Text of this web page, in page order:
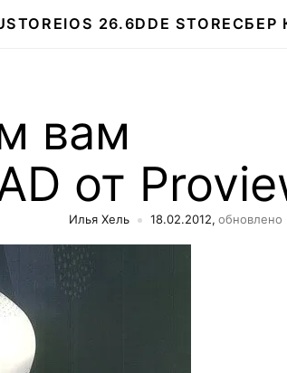
IOS 26.6DDE STORE СБЕР
вам
от
Илья Хель 18.02.2012, обновлено